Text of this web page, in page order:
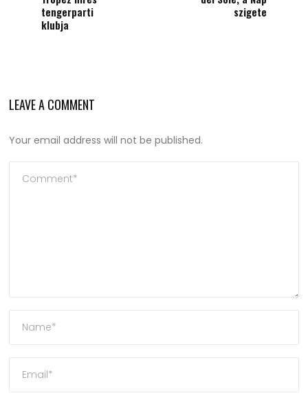
tengerparti
klubja
szigete
LEAVE A COMMENT
Your email address will not be published.